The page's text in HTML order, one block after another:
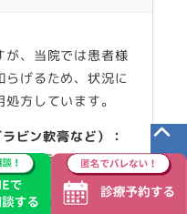
が、当院では患者様
らげるため、状況に
方しています。
ビン軟膏など）：
殖を抑え、患部を保
することで、局所
果が期待できま